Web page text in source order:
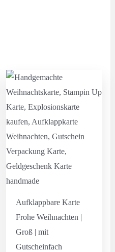
Aufklappbare Karte
Frohe Weihnachten |
Groß | mit
Gutscheinfach